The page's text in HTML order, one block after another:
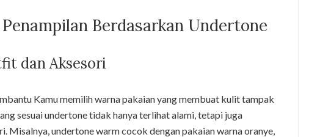
Berdasarkan Undertone
dan Aksesori
Kamu memilih warna pakaian yang membuat kulit tampak
sesuai undertone tidak hanya terlihat alami, tetapi juga
Misalnya, undertone warm cocok dengan pakaian warna oranye,